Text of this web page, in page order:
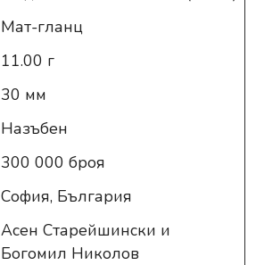
Мат-гланц
11.00 г
30 мм
Назъбен
300 000 броя
София, България
Асен Старейшински и
Богомил Николов